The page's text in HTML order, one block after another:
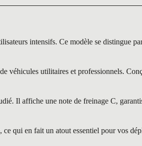
intensifs. Ce modèle se distingue
utilitaires et professionnels.
Il affiche une note de freinage C,
qui en fait un atout essentiel pour vos